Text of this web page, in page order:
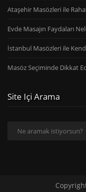
Ataşehir Masözleri ile
Evde Masajın Faydaları
İstanbul Masözleri ile
Masöz Seçiminde Dikkat
Site Içi Arama